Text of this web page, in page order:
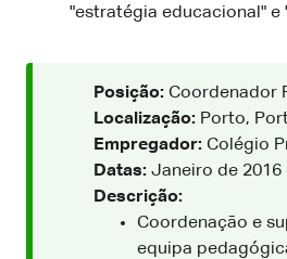
"estratégia educacional" e
Posição: Coordenador
Localização: Porto,
Empregador: Colégio
Datas: Janeiro de 2016
Descrição:
Coordenação e
equipa